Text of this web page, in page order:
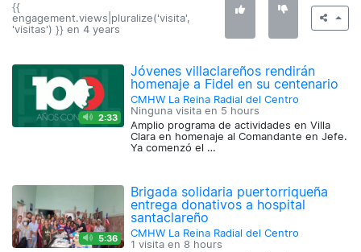
{{
engagement.views|pluralize('visita',
'visitas') }} en 4 years
2:33
Jóvenes villaclareños rendirán
homenaje a Fidel en su centenario
CMHW La Reina Radial del Centro
Ninguna visita en 5 hours
Amplio programa de actividades en Villa
Clara en homenaje al Comandante en Jefe.
Ya comenzó el …
5:36
Brigada solidaria puertorriqueña
entrega donativos a hospital
santaclareño
CMHW La Reina Radial del Centro
1 visita en 8 hours